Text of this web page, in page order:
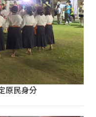
原民身分